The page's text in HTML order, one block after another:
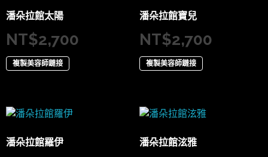
潘朵拉館太陽
NT$2,700
複製美容師鏈接
潘朵拉館寶兒
NT$2,700
複製美容師鏈接
潘朵拉館羅伊 潘朵拉館泫雅